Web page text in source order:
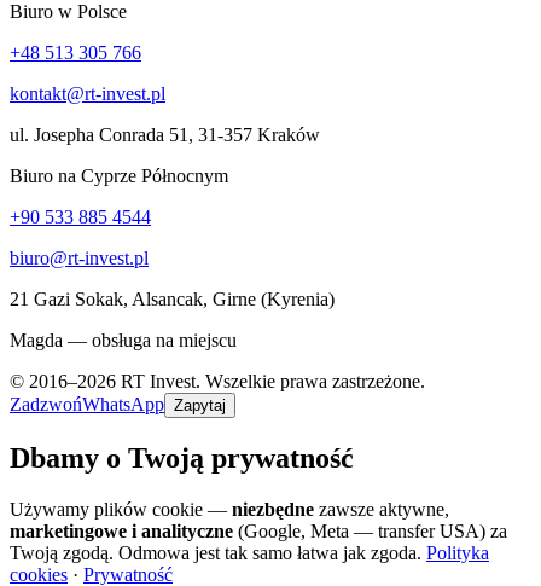
Biuro w Polsce
+48 513 305 766
kontakt@rt-invest.pl
ul. Josepha Conrada 51, 31-357 Kraków
Biuro na Cyprze Północnym
+90 533 885 4544
biuro@rt-invest.pl
21 Gazi Sokak, Alsancak, Girne (Kyrenia)
Magda — obsługa na miejscu
© 2016–2026 RT Invest. Wszelkie prawa zastrzeżone.
ZadzwońWhatsApp Zapytaj
Dbamy o Twoją prywatność
Używamy plików cookie — niezbędne zawsze aktywne,
marketingowe i analityczne (Google, Meta — transfer USA) za
Twoją zgodą. Odmowa jest tak samo łatwa jak zgoda. Polityka
cookies · Prywatność